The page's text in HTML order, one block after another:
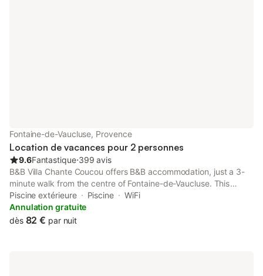
Fontaine-de-Vaucluse, Provence
Location de vacances pour 2 personnes
9.6Fantastique⋅399 avis
B&B Villa Chante Coucou offers B&B accommodation, just a 3-
minute walk from the centre of Fontaine-de-Vaucluse. This
property features a garden, 2 outdoor swimming pools and a
terrace with sun loungers.
Piscine extérieure Piscine
WiFi
Annulation gratuite
dès 82 € par nuit